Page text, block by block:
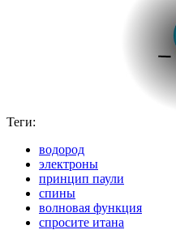
Теги:
водород
электроны
принцип паули
спины
волновая функция
спросите итана